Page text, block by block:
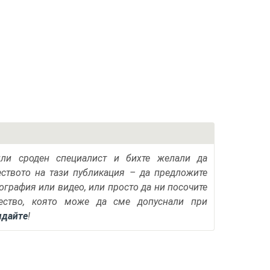
сроден специалист и бихте желали да
на тази публикация – да предложите
или видео, или просто да ни посочите
която може да сме допуснали при
!